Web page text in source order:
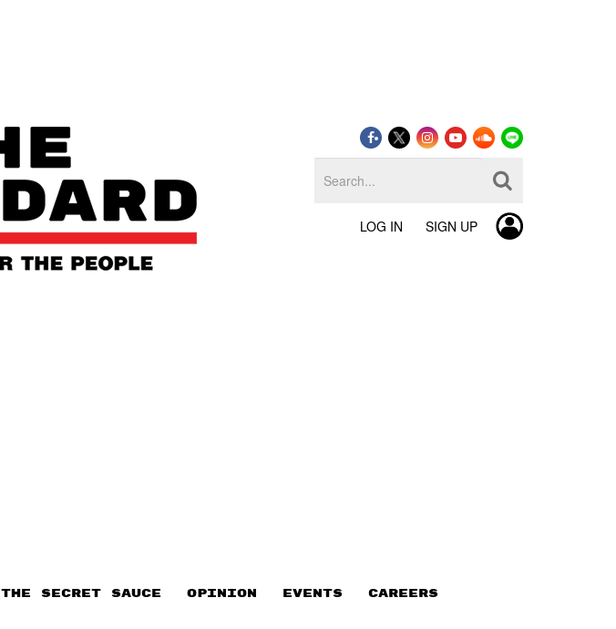
LOG IN SIGN UP
THE SECRET SAUCE​ OPINION EVENTS CAREERS